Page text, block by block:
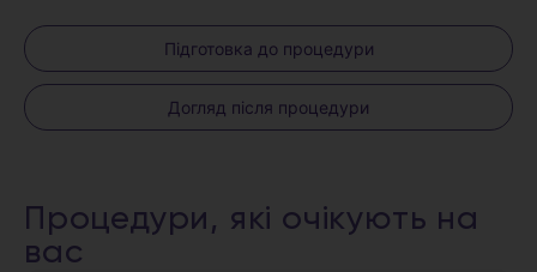
Підготовка до процедури
Догляд після процедури
Процедури, які очікують на
вас